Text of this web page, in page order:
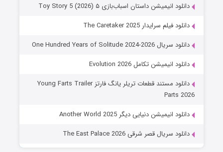
دانلود انیمیشن داستان اسباب‌بازی ۵ Toy Story 5 (2026)
دانلود فیلم سرایدار The Caretaker 2025
دانلود سریال One Hundred Years of Solitude 2024-2026
دانلود انیمیشن تکامل Evolution 2026
دانلود مستند قطعات تریلر یانگ فارتز Young Farts Trailer
Parts 2026
دانلود انیمیشن دنیایی دیگر Another World 2025
دانلود سریال قصر شرقی The East Palace 2026